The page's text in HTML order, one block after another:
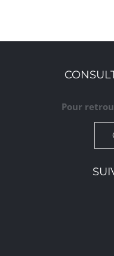
Pour